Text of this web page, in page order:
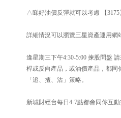
△睇好油價反彈就可以考慮 【3175
詳細情況可以瀏覽三星資產運用網
逢星期三下午4:30-5:00 揀股問盤
桿或反向產品，或油價產品，都
「追、揸、沽」策略。
新城財經台每日4-7點都會同你互